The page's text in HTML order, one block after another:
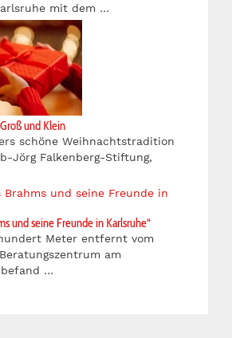
mit dem …
und Klein
schöne Weihnachtstradition
Jörg Falkenberg-Stiftung,
und seine Freunde in Karlsruhe“
Meter entfernt vom
am
befand …